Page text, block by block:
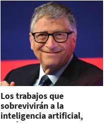
Los trabajos que
sobrevivirán a la
inteligencia artificial,
según Bill Gates